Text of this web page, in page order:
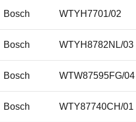
Bosch WTYH7701/02
Bosch WTYH8782NL/03
Bosch WTW87595FG/04
Bosch WTY87740CH/01